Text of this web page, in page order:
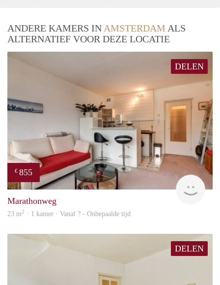
ANDERE KAMERS IN AMSTERDAM ALS
ALTERNATIEF VOOR DEZE LOCATIE
DELEN
€ 855
Marathonweg
23 m2 · 1 kamer · Vanaf ? - Onbepaalde tijd
DELEN